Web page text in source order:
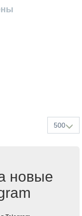
500
новые